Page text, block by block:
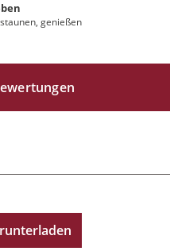
genießen